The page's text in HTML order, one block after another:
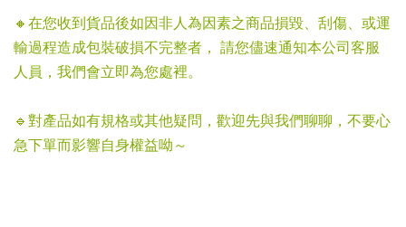
🔸在您收到貨品後如因非人為因素之商品損毀、刮傷、或運
輸過程造成包裝破損不完整者， 請您儘速通知本公司客服
人員，我們會立即為您處裡。
🔹對產品如有規格或其他疑問，歡迎先與我們聊聊，不要心
急下單而影響自身權益呦～